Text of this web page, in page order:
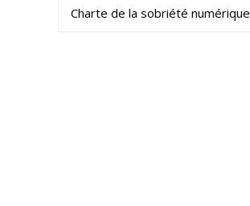
Charte de la sobriété numérique